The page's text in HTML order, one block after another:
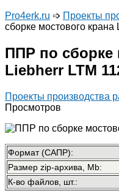
Pro4erk.ru ➩ Проекты
сборке мостового крана
ППР по сборке
Liebherr LTM
Проекты производства
Просмотров
Формат (САПР):
Размер zip-архива, Mb:
К-во файлов, шт.: